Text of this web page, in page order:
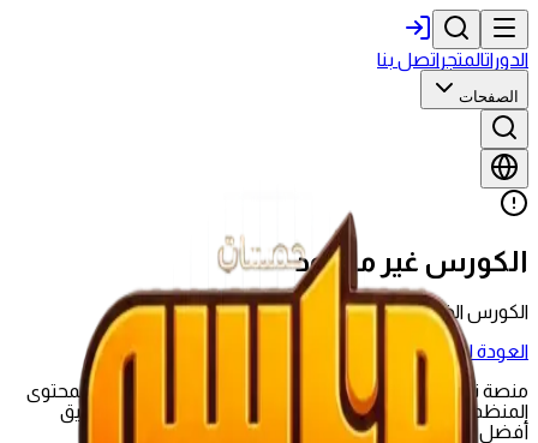
الدوراتالمتجراتصل بنا
الصفحات
الكورس غير موجود
الكورس الذي تبحث عنه غير موجود أو تم حذفه.
العودة للدورات
منصة تعليمية شاملة تقدم تجربة تعليمية حديثة تجمع بين المحتوى
المنظم والجلسات الحية وأدوات التقييم لمساعدتك على تحقيق
أفضل النتائج.